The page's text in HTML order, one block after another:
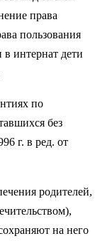
права
пользования
интернат дети
по
без
г. в ред. от
родителей,
на него